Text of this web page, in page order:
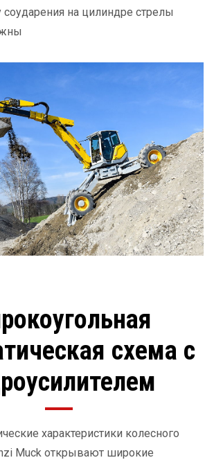
соударения на цилиндре стрелы
схема с
характеристики колесного
Muck открывают широкие